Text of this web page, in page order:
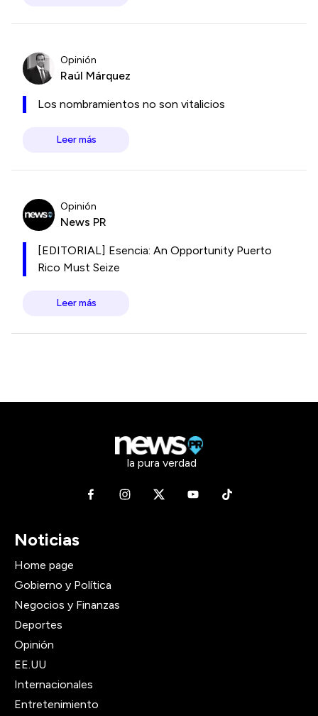
Opinión
Raúl Márquez
Los nombramientos no son vitalicios
Leer más
Opinión
News PR
[EDITORIAL] Esencia: An Opportunity Puerto
Rico Must Seize
Leer más
la pura verdad
Noticias
Home page
Gobierno y Política
Negocios y Finanzas
Deportes
Opinión
EE.UU
Internacionales
Entretenimiento